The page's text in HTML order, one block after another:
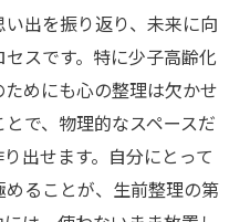
未来を見据えた心の整
の方法を見つけるため
出を振り返り、未来に向
スです。特に少子高齢化
めにも心の整理は欠かせ
で、物理的なスペースだ
出せます。自分にとって
ることが、生前整理の第